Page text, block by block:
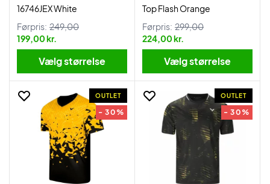
16746JEX White
Førpris: 249,00
199,00 kr.
Vælg størrelse
Top Flash Orange
Førpris: 299,00
224,00 kr.
Vælg størrelse
OUTLET
- 30%
OUTLET
- 30%